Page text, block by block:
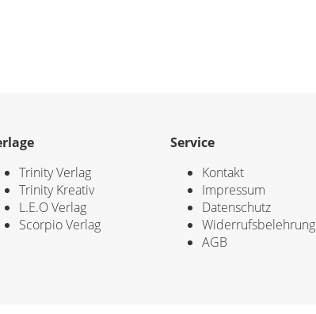
Trinity Verlag
Trinity Kreativ
L.E.O Verlag
Scorpio Verlag
Service
Kontakt
Impressum
Datenschutz
Widerrufsbelehrung
AGB